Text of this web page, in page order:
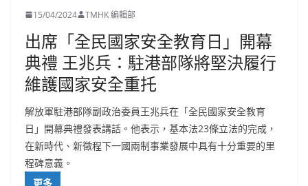
15/04/2024 TMHK 編輯部
出席「全民國家安全教育日」開幕
典禮 王兆兵：駐港部隊將堅決履行
維護國家安全重托
解放軍駐港部隊副政治委員王兆兵在「全民國家安全教育
日」開幕典禮發表講話。他表示，基本法23條立法的完成，
在新時代、新徵程下一國兩制事業發展中具有十分重要的里
程碑意義。
更多